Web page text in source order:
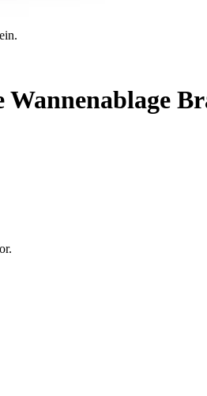
Wannenablage